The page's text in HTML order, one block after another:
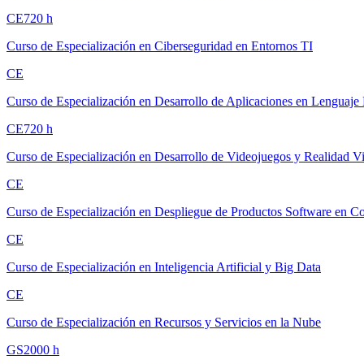
CE720 h
Curso de Especialización en Ciberseguridad en Entornos TI
CE
Curso de Especialización en Desarrollo de Aplicaciones en Lenguaje
CE720 h
Curso de Especialización en Desarrollo de Videojuegos y Realidad
CE
Curso de Especialización en Despliegue de Productos Software en
CE
Curso de Especialización en Inteligencia Artificial y Big Data
CE
Curso de Especialización en Recursos y Servicios en la Nube
GS2000 h